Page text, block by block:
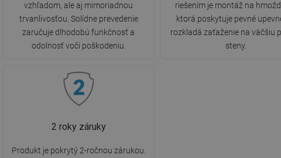
vzhľadom, ale aj mimoriadnou
trvanlivosťou. Solídne prevedenie
zaručuje dlhodobú funkčnosť a
odolnosť voči poškodeniu.
riešením je montáž na
ktorá poskytuje pevné
rozkladá zaťaženie na väčšiu
steny.
2 roky záruky
Produkt je pokrytý 2-ročnou zárukou.